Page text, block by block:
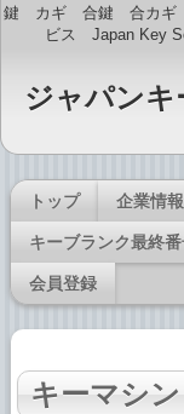
鍵 カギ 合鍵 合カギ
ビス Japan Key
トップ 企業情報
キーブランク最終
会員登録
キーマシン